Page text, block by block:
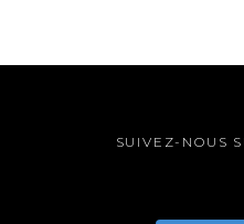
SUIVEZ-NOUS